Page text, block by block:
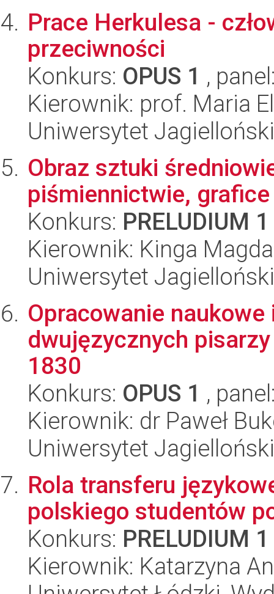
Prace Herkulesa -
przeciwności
Konkurs: OPUS 1 ,
Kierownik: prof. Maria
Uniwersytet Jagielloński
Obraz sztuki
piśmiennictwie,
Konkurs: PRELUDIUM 1
Kierownik: Kinga
Uniwersytet
Opracowanie
dwujęzycznych
1830
Konkurs: OPUS 1 ,
Kierownik: dr Paweł
Uniwersytet
Rola transferu
polskiego studentów
Konkurs: PRELUDIUM 1
Kierownik: Katarzyna